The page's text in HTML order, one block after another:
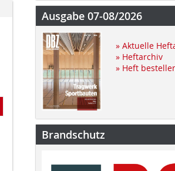
Ausgabe 07-08/2026
» Aktuelle
» Heftarchiv
» Heft
Brandschutz